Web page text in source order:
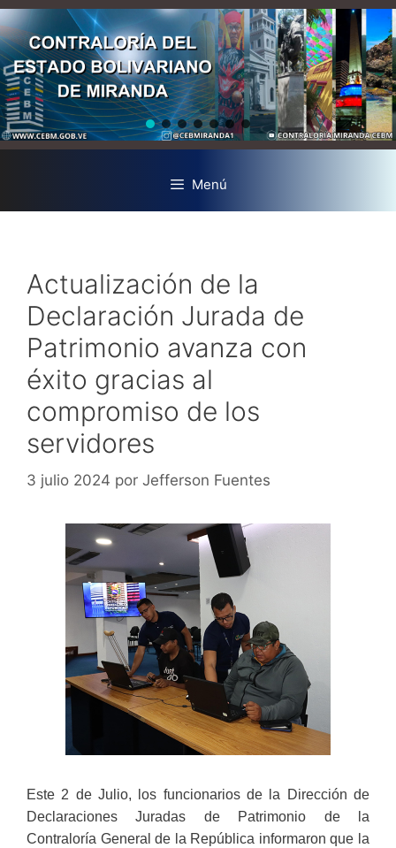
Menú
Actualización de la
Declaración Jurada de
Patrimonio avanza con
éxito gracias al
compromiso de los
servidores
3 julio 2024 por Jefferson Fuentes
Este 2 de Julio, los funcionarios de la Dirección de
Declaraciones Juradas de Patrimonio de la
Contraloría General de la República informaron que la